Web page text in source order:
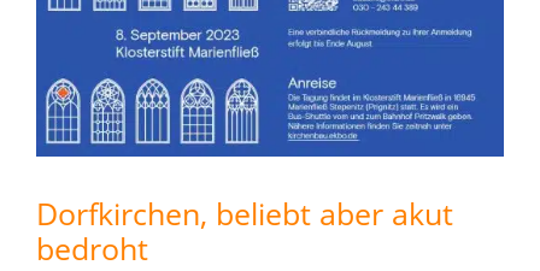
Dorfkirchen, beliebt aber akut
bedroht